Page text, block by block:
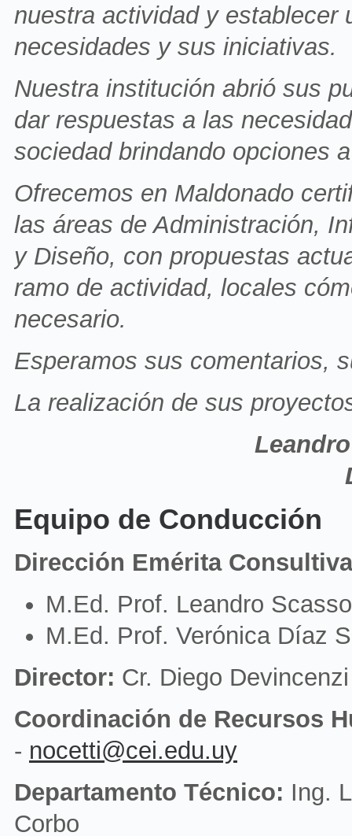
nuestra actividad y
necesidades y sus iniciativas.
Nuestra institución abrió sus
dar respuestas a las
sociedad brindando opciones
Ofrecemos en Maldonado
las áreas de Administración,
y Diseño, con propuestas
ramo de actividad, locales
necesario.
Esperamos sus comentarios,
La realización de sus
Equipo de Conducción
Dirección Emérita
M.Ed. Prof. Leandro
M.Ed. Prof. Verónica Díaz
Director: Cr. Diego
Coordinación de Recursos
- nocetti@cei.edu.uy
Departamento Técnico: Ing.
Corbo